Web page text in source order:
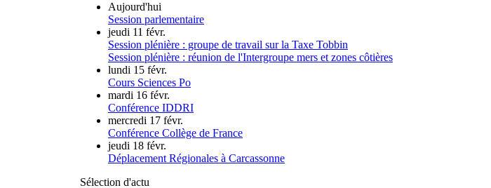
Aujourd'hui
Session parlementaire
jeudi 11 févr.
Session plénière : groupe de travail sur la Taxe Tobbin
Session plénière : réunion de l'Intergroupe mers et zones côtières
lundi 15 févr.
Cours Sciences Po
mardi 16 févr.
Conférence IDDRI
mercredi 17 févr.
Conférence Collège de France
jeudi 18 févr.
Déplacement Régionales à Carcassonne
Sélection d'actu